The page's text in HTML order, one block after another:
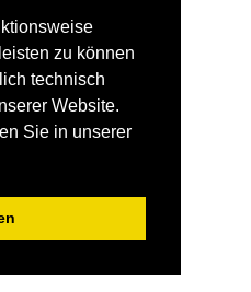
zu können
technisch
Website.
Sie in unserer